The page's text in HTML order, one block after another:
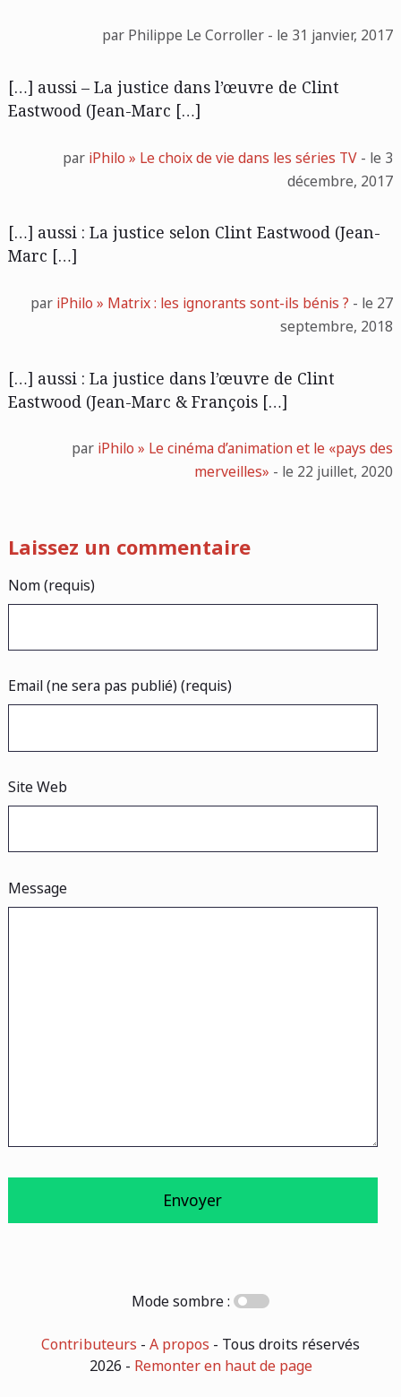
par Philippe Le Corroller - le 31 janvier, 2017
[…] aussi – La justice dans l’œuvre de Clint
Eastwood (Jean-Marc […]
par iPhilo » Le choix de vie dans les séries TV - le 3
décembre, 2017
[…] aussi : La justice selon Clint Eastwood (Jean-
Marc […]
par iPhilo » Matrix : les ignorants sont-ils bénis ? - le 27
septembre, 2018
[…] aussi : La justice dans l’œuvre de Clint
Eastwood (Jean-Marc & François […]
par iPhilo » Le cinéma d’animation et le «pays des
merveilles» - le 22 juillet, 2020
Laissez un commentaire
Nom (requis)
Email (ne sera pas publié) (requis)
Site Web
Message
Mode sombre :
Contributeurs - A propos - Tous droits réservés
2026 - Remonter en haut de page